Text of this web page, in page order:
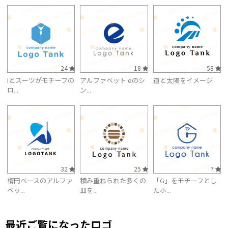
24
Iとスーツがモチーフの
ロ...
18
アルファベット eのシ
ン...
58
道と太陽をイメージ
32
楕円ベースのアルファ
ベッ...
25
積み重ねられた多くの
皿を...
7
「G」をモチーフとし
たホ...
最近ご覧になったロゴ